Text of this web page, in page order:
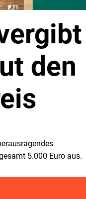
den
5.000 Euro aus.